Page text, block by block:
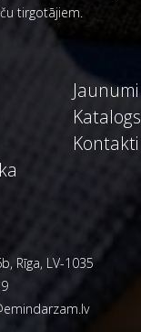
tirgotājiem.
Jaunumi
Katalogs
Kontakti
Rīga, LV-1035